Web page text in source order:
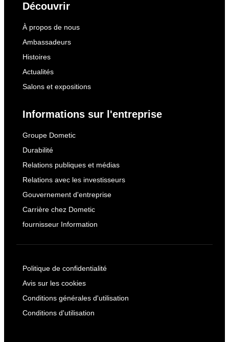
Découvrir
À propos de nous
Ambassadeurs
Histoires
Actualités
Salons et expositions
Informations sur l'entreprise
Groupe Dometic
Durabilité
Relations publiques et médias
Relations avec les investisseurs
Gouvernement d'entreprise
Carrière chez Dometic
fournisseur Information
Politique de confidentialité
Avis sur les cookies
Conditions générales d'utilisation
Conditions d'utilisation